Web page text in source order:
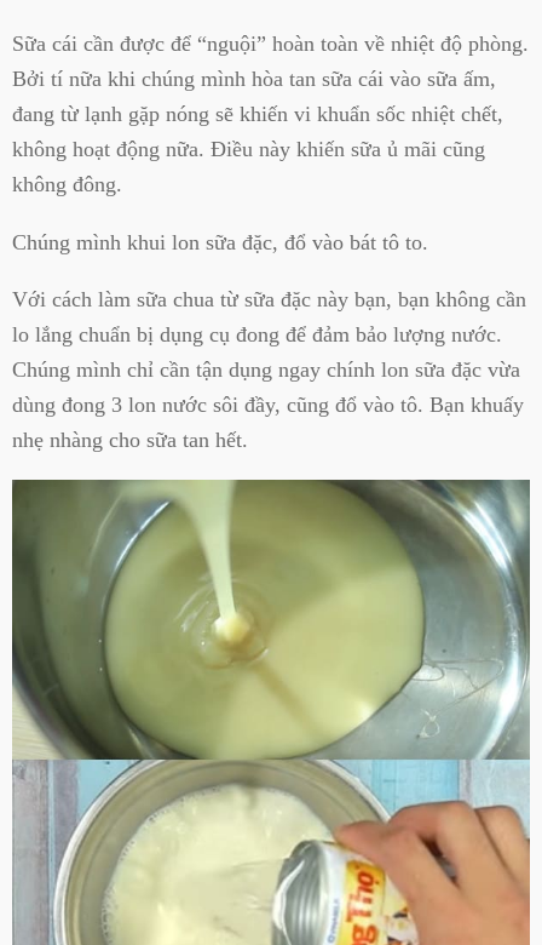
Sữa cái cần được để “nguội” hoàn toàn về nhiệt độ phòng.
Bởi tí nữa khi chúng mình hòa tan sữa cái vào sữa ấm,
đang từ lạnh gặp nóng sẽ khiến vi khuẩn sốc nhiệt chết,
không hoạt động nữa. Điều này khiến sữa ủ mãi cũng
không đông.
Chúng mình khui lon sữa đặc, đổ vào bát tô to.
Với cách làm sữa chua từ sữa đặc này bạn, bạn không cần
lo lắng chuẩn bị dụng cụ đong để đảm bảo lượng nước.
Chúng mình chỉ cần tận dụng ngay chính lon sữa đặc vừa
dùng đong 3 lon nước sôi đầy, cũng đổ vào tô. Bạn khuấy
nhẹ nhàng cho sữa tan hết.